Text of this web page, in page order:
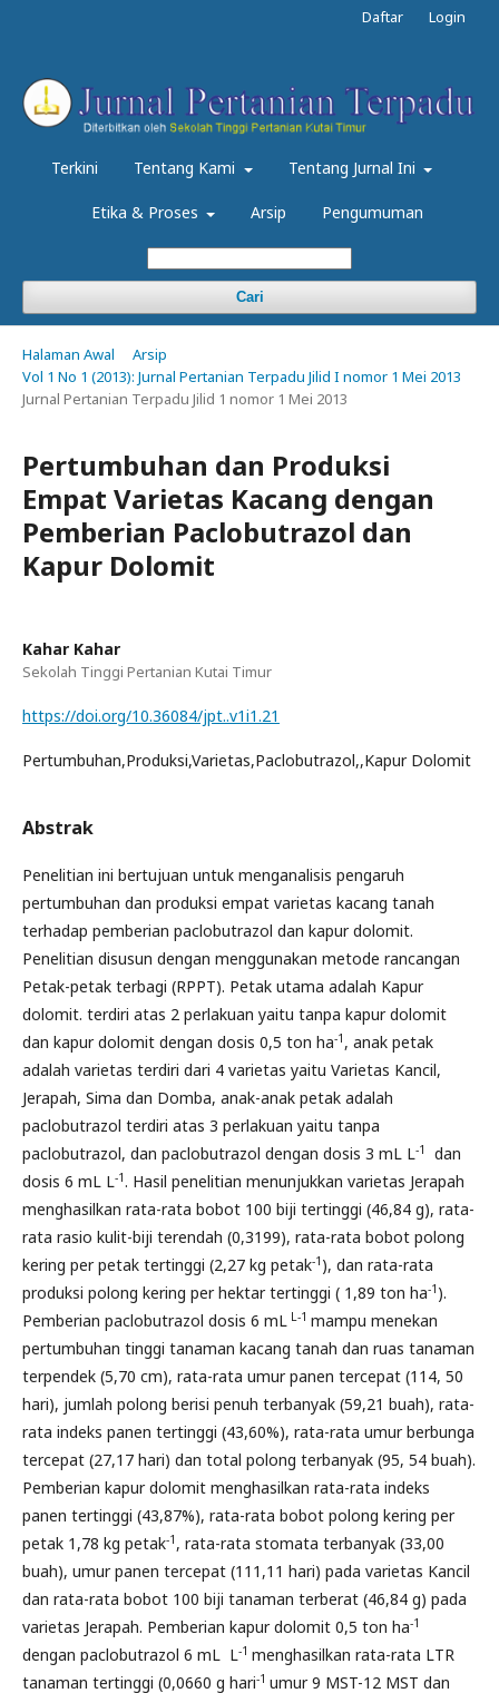
Terkini Tentang Kami Tentang Jurnal Ini
Etika & Proses Arsip Pengumuman
Cari
Daftar Login
Halaman Awal
Arsip
Vol 1 No 1 (2013): Jurnal Pertanian Terpadu Jilid I nomor 1 Mei 2013
Jurnal Pertanian Terpadu Jilid 1 nomor 1 Mei 2013
Pertumbuhan dan Produksi
Empat Varietas Kacang dengan
Pemberian Paclobutrazol dan
Kapur Dolomit
Kahar Kahar
Sekolah Tinggi Pertanian Kutai Timur
https://doi.org/10.36084/jpt..v1i1.21
Pertumbuhan,Produksi,Varietas,Paclobutrazol,,Kapur Dolomit
Abstrak
Penelitian ini bertujuan untuk menganalisis pengaruh
pertumbuhan dan produksi empat varietas kacang tanah
terhadap pemberian paclobutrazol dan kapur dolomit.
Penelitian disusun dengan menggunakan metode rancangan
Petak-petak terbagi (RPPT). Petak utama adalah Kapur
dolomit. terdiri atas 2 perlakuan yaitu tanpa kapur dolomit
dan kapur dolomit dengan dosis 0,5 ton ha-1 , anak petak
adalah varietas terdiri dari 4 varietas yaitu Varietas Kancil,
Jerapah, Sima dan Domba, anak-anak petak adalah
paclobutrazol terdiri atas 3 perlakuan yaitu tanpa
paclobutrazol, dan paclobutrazol dengan dosis 3 mL L-1
dan
dosis 6 mL L-1. Hasil penelitian menunjukkan varietas Jerapah
menghasilkan rata-rata bobot 100 biji tertinggi (46,84 g), rata-
rata rasio kulit-biji terendah (0,3199), rata-rata bobot polong
kering per petak tertinggi (2,27 kg petak-1 ), dan rata-rata
produksi polong kering per hektar tertinggi ( 1,89 ton ha-1 ).
Pemberian paclobutrazol dosis 6 mL L-1 mampu menekan
pertumbuhan tinggi tanaman kacang tanah dan ruas tanaman
terpendek (5,70 cm), rata-rata umur panen tercepat (114, 50
hari), jumlah polong berisi penuh terbanyak (59,21 buah), rata-
rata indeks panen tertinggi (43,60%), rata-rata umur berbunga
tercepat (27,17 hari) dan total polong terbanyak (95, 54 buah).
Pemberian kapur dolomit menghasilkan rata-rata indeks
panen tertinggi (43,87%), rata-rata bobot polong kering per
petak 1,78 kg petak-1 , rata-rata stomata terbanyak (33,00
buah), umur panen tercepat (111,11 hari) pada varietas Kancil
dan rata-rata bobot 100 biji tanaman terberat (46,84 g) pada
varietas Jerapah. Pemberian kapur dolomit 0,5 ton ha-1
dengan paclobutrazol 6 mL L-1 menghasilkan rata-rata LTR
tanaman tertinggi (0,0660 g hari-1 umur 9 MST-12 MST dan